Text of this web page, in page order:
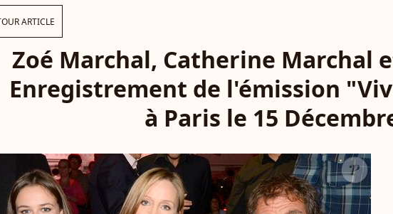
ARTICLE
Zoé Marchal, Catherine Marchal
Enregistrement de l'émission
à Paris le 15